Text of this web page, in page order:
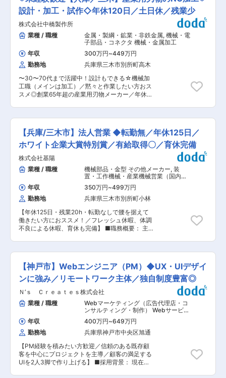
販売会社様、ユーザー企業様から多様な車種を積
極的に買い取りしています。 ☆国内販売： 運輸
業や建設業のユーザー企業様に中古車両を販売し
ています。 ☆海外輸出： 主にアジア圏の顧客の
ニーズに応えてコンテナやその他多様な方法によ
り輸出をしています。 ■当社の魅力 私たちは
中古トラックを日本各地から買い取り、国内や海
外のお客様へ販売する事業を行っています。 日本
の乗用車やトラックは世界的に見ても品質が高
く、中古車両は常に海外国内ともに大きな需要が
あります。 当社はこれまで、チャレンジ精神と信
頼を積み重ねる努力により、業界の中では一定の
して、さらなる成長に向けて挑戦していきます。
コミュニケーションを取り、関係を築いていただ
きます。 ◇仕事内容 ・顧客やメーカーへ訪問、
商談／現状把握 ・解体等のある場合、品物の確認
（現地下見） ・工場在庫管理 ・入出荷状況の把
握 ・配車手配 など ※長期的な宿泊を伴う出張は
ございませんが、配属先によっては月に1〜2回ほ
ど一泊宿泊を伴う出張が発生します。 【ご入社後
の流れ】 業務把握のため、入社後3ヵ月〜1年程
度は工場での現場研修を行います。 実際に現場で
作業を経験しながら、取扱製品や業務の流れを学
んでいただきます。 その時の人員や市況感に応じ
て姫路、三木、加西のいずれかへ配属が決まりま
す。 その後、先輩社員の商談に同席いただきなが
鉄資源のリサイクル一筋に80年 ・鉄スクラップ
の取扱数量は関西トップクラス ・健康経営優良法
人に認定されており働きやすい環境を整備 ・地域
未来牽引企業に認定された優良企業 ・福利厚生制
度も豊富で有休も取得しやすいためワークライフ
バランスの実現が可能 変更の範囲：会社の定める
設計・加工・試作◇年休120日／土日休／残業少
株式会社中橋製作所
業種 / 職種
金属・製綱・鉱業・非鉄金属, 機械・電
子部品・コネクタ 機械・金属加工
年収
300万円~449万円
勤務地
兵庫県三木市別所町高木
〜30〜70代まで活躍中！設計もできる☆機械加
工職（メインは加工）／黙々と作業したい方おス
スメ◎創業65年超の産業用刃物メーカー／年休
び新規開発製品に関する工具・刃物の試作等加工
治具・新製品の試作品を製作する仕事をお任せし
ます。 加工8割、設計2割のイメージです。 ■業
務詳細： ・AutoCADを使用しての治工具の設計
・加工用の機械・工具選定及びNCプログラム作
成 ・CNC旋盤・マシニングを駆使しての加工治
具・新製品の製作 ■組織構成： ・配属部署の人
数：17人（男女比：9:1） ・役職者の数：製造部
長1名 エリアリーダー3名 ・年齢構成：30代2
名、40代３名、50代5名、60代3名、70代4名 ∟
本ポジションでは製造部長の下に入り、業務指示
等をいただき担当業務を行っていただきます！ ■
業務のやりがい： ・CAD作業が多い日もあれ
ば、加工に没頭する日もございます。黙々と集中
して作業ができる環境です。 ・自ら創意工夫をし
ながら、良いモノづくり・製品づくりを行うやり
なく多様な経験ができます。 ■働き方： 年間休
日120日、土日休みで残業も少なく働きやすい環
境です。 ＜昨年度実績で残業時間０時間です！＞
■福利厚生・社内設備： ・食堂があり、希望者に
は配達弁当が430円で購入可能です ・更衣室・個
人ロッカーあり ■当社について： 創業より半世
紀以上に渡り産業用刃物製造に取り組んでおり、
企業活動を通して社会の発展に貢献することがモ
ットーです。 半世紀以上の間に培われた技術やネ
ットワークを活用し新たな製品や市場を創造しこ
れからも社会の発展に貢献します。 ■正社員登用
について 直近5年間では、契約社員採用８名中正
社員登用は7名 変更の範囲：会社の定める業務
【兵庫/三木市】法人営業 ◆転勤無／年休125日／
ホワイト企業大賞特別賞／有給取得〇／育休完備
株式会社基陽
業種 / 職種
機械部品・金型 その他メーカー, 装
置・工作機械・産業機械営業（国内）
その他消費財営業（国内）
年収 350万円~499万円
勤務地
兵庫県三木市別所町小林
【年休125日・残業20h・転勤なしで腰を据えて
働きたい方におススメ！／フレッシュ休暇、体調
不良による休暇、育休も完備】 ■職務概要： 主
だきます。ほぼ100%新規向けの営業です。 ■職
務詳細： ・2022年1月2日より法律が改訂され、
5m以上の高所での作業はフルハーネスの着用が
義務化されました。それにより大手メーカーや建
設企業からのハーネスのニーズが高まっておりま
す。 ・今回ご担当いただく方には展示会やイベン
トなどで新規顧客の方と接点を取っていただき、
アポを取って自社製品の営業をしていただきま
す。 ■取扱商材： 安全帯/腰ベルト/作業バッグ/
工具袋/工具/ツールホルダー/ハーネス安全帯等で
す。 ◎商材の魅力… 業界初のナイロン工具の開発
実績、ひょうごNo,1ものづくり大賞・グッドデザ
イン賞 金賞受賞するなど、同社製品は国内外で高
く評価されております。 軽量でデザイン性に優れ
ているのが強みです。 ■組織構成： 営業部は女
性２名（50代の方、40代の方）、営業アシスタ
【神戸市】Webエンジニア（PM）◆UX・UIデザイ
ンに強み／リモートワーク主体／独自制度豊富◎
Ｎ’ｓ Ｃｒｅａｔｅｓ株式会社
業種 / 職種
Webマーケティング（広告代理店・コ
ンサルティング・制作） Webサービ
ス・Webメディア（EC・ポータル・ソ
ーシャル）, Webサービス・プロジェ
クトマネジャー Webサービス系エンジ
ド・フルスタック）
年収 400万円~649万円
勤務地
兵庫県神戸市中央区旭通
【PM経験を積みたい方歓迎／信頼のある既存顧
客を中心にプロジェクトを主導／顧客の満足する
UIを2人3脚で作り上げる】 ■採用背景： 現在エ